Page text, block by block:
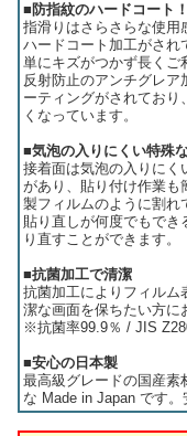
■防指紋のハードコート
指滑りはさらさらな使用
ハードコート加工がされ
単にキズがつかず長くご
反射防止のアンチグレア
ーティングがされており
くなっています。
■気泡の入りにくい特殊
接着面は気泡の入りにく
があり、貼り付け作業も
製フィルムのように割れ
貼り直しが何度でもで
り直すことができます。
■抗菌加工で清潔
抗菌加工によりフィルム
潔な画面を保ちたい方に
※抗菌率99.9％ / JIS
■安心の日本製
最高級グレードの国産素
な Made in Japan です。